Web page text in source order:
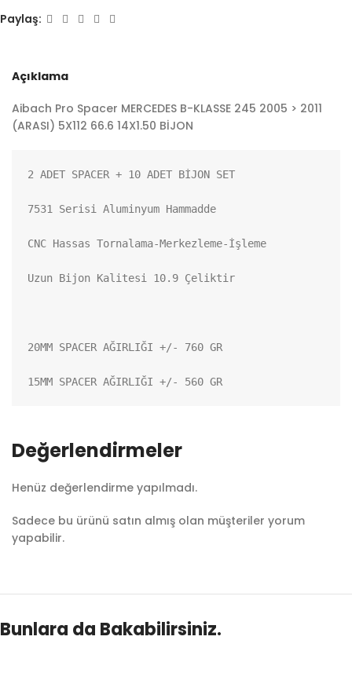
Paylaş:
Açıklama
Aibach Pro Spacer MERCEDES B-KLASSE 245 2005 > 2011
(ARASI) 5X112 66.6 14X1.50 BİJON
2 ADET SPACER + 10 ADET BİJON SET
7531 Serisi Aluminyum Hammadde
CNC Hassas Tornalama-Merkezleme-İşleme
Uzun Bijon Kalitesi 10.9 Çeliktir
20MM SPACER AĞIRLIĞI +/- 760 GR
15MM SPACER AĞIRLIĞI +/- 560 GR
Değerlendirmeler
Henüz değerlendirme yapılmadı.
Sadece bu ürünü satın almış olan müşteriler yorum
yapabilir.
Bunlara da Bakabilirsiniz.